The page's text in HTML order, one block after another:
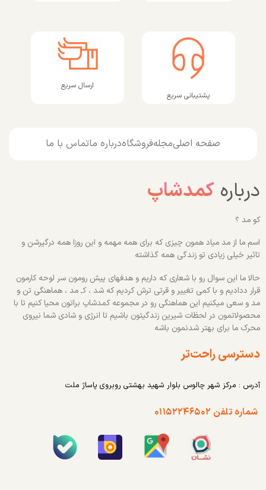
پشتیبانی سریع
ارسال سریع
صفحه اصلیمجلهفروشگاهدرباره ماتماس با ما
درباره کمدشاپ
کو مد ؟
اسم ما از مد میاد همون چیزی که برای همه مهمه و این روزا همه درگیرشن و
تاثیر خیلی زیادی تو زندگی همه گذاشته
حالا ما این سوال رو با شعاری که داریم و هدفهای پیش رومون سر لوحه کارمون
قرار ددادیم و با کمی تغییر و قرتی ترش کردیم که شد ، کـ مد ، هماهنگی تن و
مد و سعی میکنیم این هماهنگی رو در مجموعه کمدشاپ براتون محیا کنیم تا با
محصولاتمون در لحظات شیرین زندگیتون باشیم تا انرژی و شادی شما نیروی
محرک ما برای بهتر شدنمون باشه
دسترسی راحت‌تر
آدرس : مرکز شهر چالوس بلوار شهید بهشتی روبروی پاساژ ملت
شماره تلفن ۰۱۱۵۲۲۴۶۵۰۲